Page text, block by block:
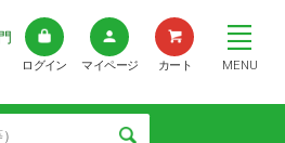
ログイン マイページ カート MENU